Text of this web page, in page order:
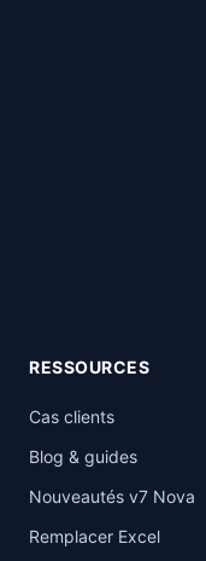
RESSOURCES
Cas clients
Blog & guides
Nouveautés v7 Nova
Remplacer Excel